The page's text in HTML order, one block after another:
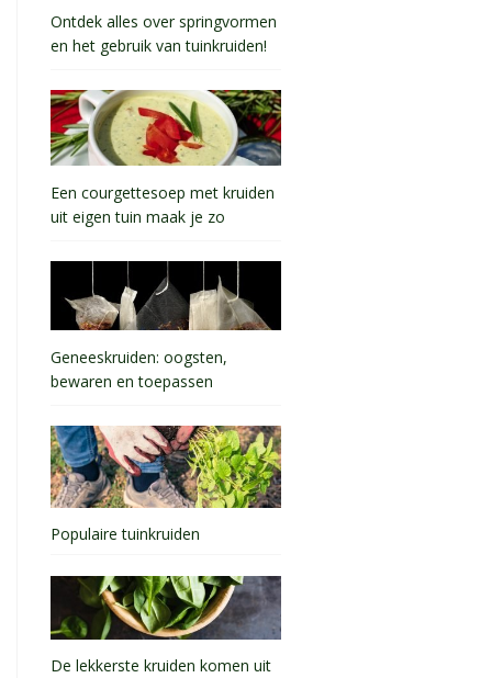
Ontdek alles over springvormen
en het gebruik van tuinkruiden!
Een courgettesoep met kruiden
uit eigen tuin maak je zo
Geneeskruiden: oogsten,
bewaren en toepassen
Populaire tuinkruiden
De lekkerste kruiden komen uit